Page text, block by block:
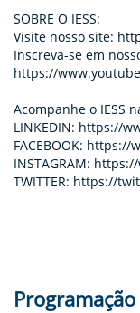
SOBRE O IESS:
Visite nosso site:
Inscreva-se em
https://
Acompanhe o IESS
LINKEDIN: https://
FACEBOOK:
INSTAGRAM:
TWITTER: https://
Programação